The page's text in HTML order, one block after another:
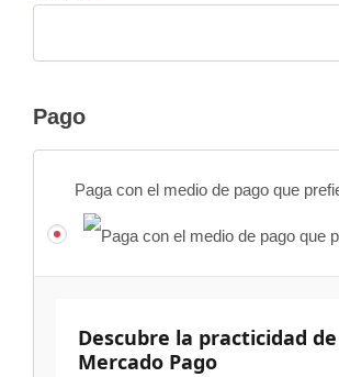
Pago
Paga con el medio de pago que
Descubre la practicidad de
Mercado Pago